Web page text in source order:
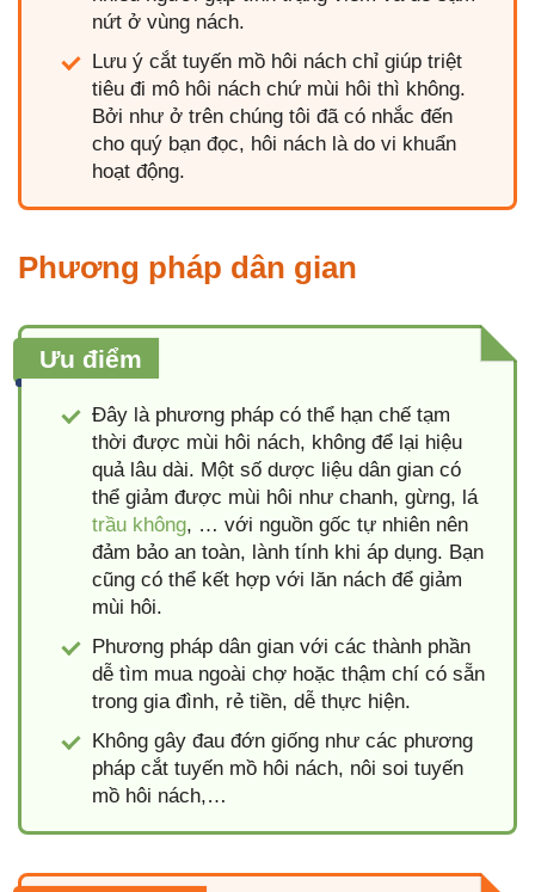
nứt ở vùng nách.
Lưu ý cắt tuyến mồ hôi nách chỉ giúp triệt
tiêu đi mô hôi nách chứ mùi hôi thì không.
Bởi như ở trên chúng tôi đã có nhắc đến
cho quý bạn đọc, hôi nách là do vi khuẩn
hoạt động.
Phương pháp dân gian
Ưu điểm
Đây là phương pháp có thể hạn chế tạm
thời được mùi hôi nách, không để lại hiệu
quả lâu dài. Một số dược liệu dân gian có
thể giảm được mùi hôi như chanh, gừng, lá
trầu không, … với nguồn gốc tự nhiên nên
đảm bảo an toàn, lành tính khi áp dụng. Bạn
cũng có thể kết hợp với lăn nách để giảm
mùi hôi.
Phương pháp dân gian với các thành phần
dễ tìm mua ngoài chợ hoặc thậm chí có sẵn
trong gia đình, rẻ tiền, dễ thực hiện.
Không gây đau đớn giống như các phương
pháp cắt tuyến mồ hôi nách, nôi soi tuyến
mồ hôi nách,…